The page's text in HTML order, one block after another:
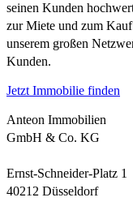
seinen Kunden
zur Miete und zum
unserem großen
Kunden.
Jetzt Immobilie finden
Anteon Immobilien
GmbH & Co. KG
Ernst-Schneider-Platz 1
40212 Düsseldorf